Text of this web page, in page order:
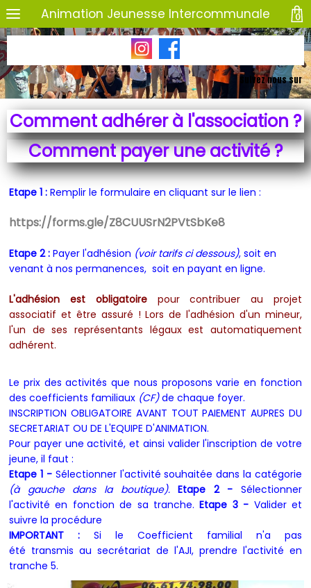
Animation Jeunesse Intercommunale
Suivez nous sur
Comment adhérer à l'association ?
Comment payer une activité ?
Etape 1 : Remplir le formulaire en cliquant sur le lien :
https://forms.gle/Z8CUUSrN2PVtSbKe8
Etape 2 : Payer l'adhésion (voir tarifs ci dessous), soit en
venant à nos permanences, soit en payant en ligne.
L'adhésion est obligatoirepour contribuer au projet
associatif et être assuré !Lors de l'adhésion d'un mineur,
l'un de ses représentants légaux est automatiquement
adhérent.
Le prix des activités que nous proposons varie en fonction
des coefficients familiaux (CF)de chaque foyer.
INSCRIPTION OBLIGATOIRE AVANT TOUT PAIEMENT AUPRES DU
SECRETARIAT OU DE L'EQUIPE D'ANIMATION.
Pour payer une activité, et ainsi valider l'inscription de votre
jeune, il faut :
Etape 1 - Sélectionner l'activité souhaitée dans la catégorie
(à gauche dans la boutique).Etape 2 - Sélectionner
l'activité en fonction de sa tranche.Etape 3 - Valider et
suivre la procédure
IMPORTANT : Si le Coefficient familial n'a pas
été transmis au secrétariat de l'AJI, prendre l'activité en
tranche 5.
0